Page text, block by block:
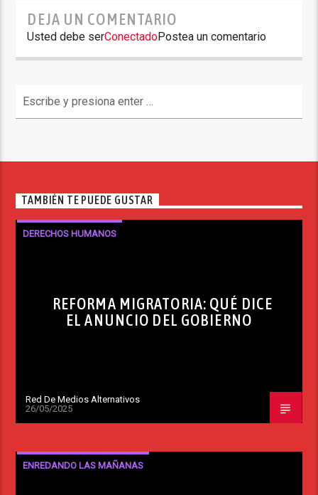
DEJA UN COMENTARIO
Usted debe serConectadoPostea un comentario
TAMBIÉN TE PUEDE GUSTAR
DERECHOS HUMANOS
REFORMA MIGRATORIA: QUÉ DICE
EL ANUNCIO DEL GOBIERNO
Red De Medios Alternativos
26/05/2025
ENREDANDO LAS MAÑANAS